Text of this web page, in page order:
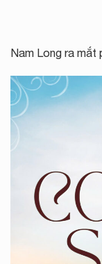
Nam Long ra mắt